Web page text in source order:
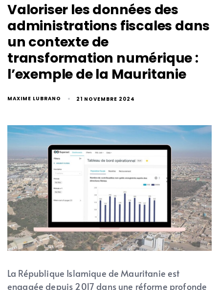
Valoriser les données des
administrations fiscales dans
un contexte de
transformation numérique :
l’exemple de la Mauritanie
MAXIME LUBRANO 21 NOVEMBRE 2024
La République Islamique de Mauritanie est
engagée depuis 2017 dans une réforme profonde